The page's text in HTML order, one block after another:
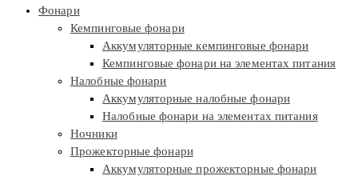
Фонари
Кемпинговые фонари
Аккумуляторные кемпинговые фонари
Кемпинговые фонари на элементах питания
Налобные фонари
Аккумуляторные налобные фонари
Налобные фонари на элементах питания
Ночники
Прожекторные фонари
Аккумуляторные прожекторные фонари